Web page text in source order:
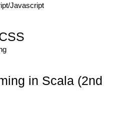
Javascript
in Scala (2nd